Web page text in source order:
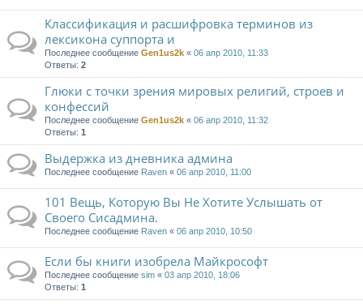
Классификация и расшифровка терминов из
лексикона суппорта и
Последнее сообщение Gen1us2k « 06 апр 2010, 11:33
Ответы: 2
Глюки с точки зрения мировых религий, строев и
конфессий
Последнее сообщение Gen1us2k « 06 апр 2010, 11:32
Ответы: 1
Выдержка из дневника админа
Последнее сообщение Raven « 06 апр 2010, 11:00
101 Вещь, Которую Вы Не Хотите Услышать от
Своего Сисадмина.
Последнее сообщение Raven « 06 апр 2010, 10:50
Если бы книги изобрела Майкрософт
Последнее сообщение sim « 03 апр 2010, 18:06
Ответы: 1